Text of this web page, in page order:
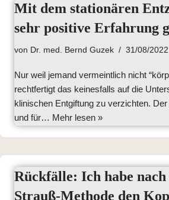
Mit dem stationären
sehr positive Erfahrung
von Dr. med. Bernd Guzek 31/08/2022
Nur weil jemand vermeintlich nicht
rechtfertigt das keinesfalls auf die
klinischen Entgiftung zu verzichten.
und für… Mehr lesen »
Rückfälle: Ich habe nach
Strauß-Methode den